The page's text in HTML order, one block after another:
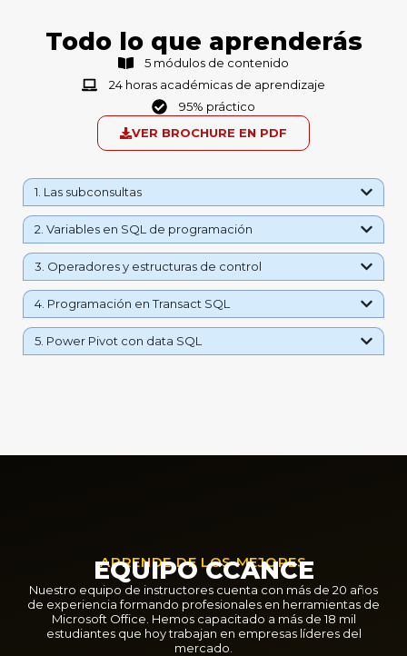
Todo lo que aprenderás
5 módulos de contenido
24 horas académicas de aprendizaje
95% práctico
VER BROCHURE EN PDF
1. Las subconsultas
2. Variables en SQL de programación
3. Operadores y estructuras de control
4. Programación en Transact SQL
5. Power Pivot con data SQL
APRENDE DE LOS MEJORES
EQUIPO CCANCE
Nuestro equipo de instructores cuenta con más de 20 años
de experiencia formando profesionales en herramientas de
Microsoft Office. Hemos capacitado a más de 18 mil
estudiantes que hoy trabajan en empresas líderes del
mercado.